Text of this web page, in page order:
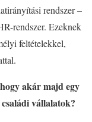
rendszer–
rendszer. Ezeknek
feltételekkel,
akár majd egy
vállalatok?